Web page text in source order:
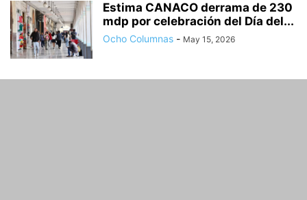
Estima CANACO derrama de 230
mdp por celebración del Día del...
Ocho Columnas - May 15, 2026